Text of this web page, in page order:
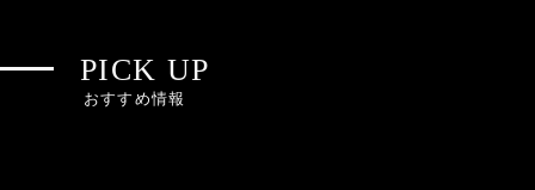
PICK UP
おすすめ情報